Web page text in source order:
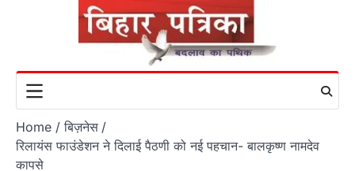
Home
बिज़नेस
रिलायंस फाउंडेशन ने दिलाई पैठणी को नई पहचान- बालकृष्ण नामदेव
कापसे